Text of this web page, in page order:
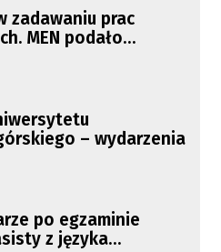
zadawaniu prac
MEN podało
– wydarzenia
po egzaminie
z języka